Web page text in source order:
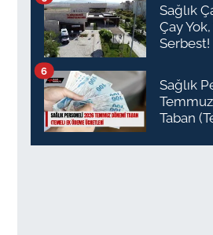
Sağlık
Çay
Serbest!
Sağlık
Taban
6